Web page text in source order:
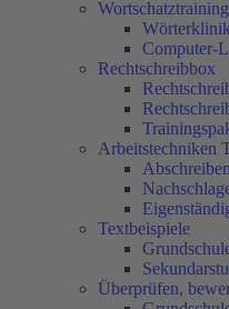
Wortschatztraining
Computer-
Rechtschreibbox
Arbeitstechniken
Abschreiben
Textbeispiele
Überprüfen,